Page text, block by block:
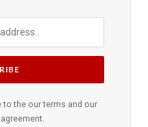
to the our terms and our